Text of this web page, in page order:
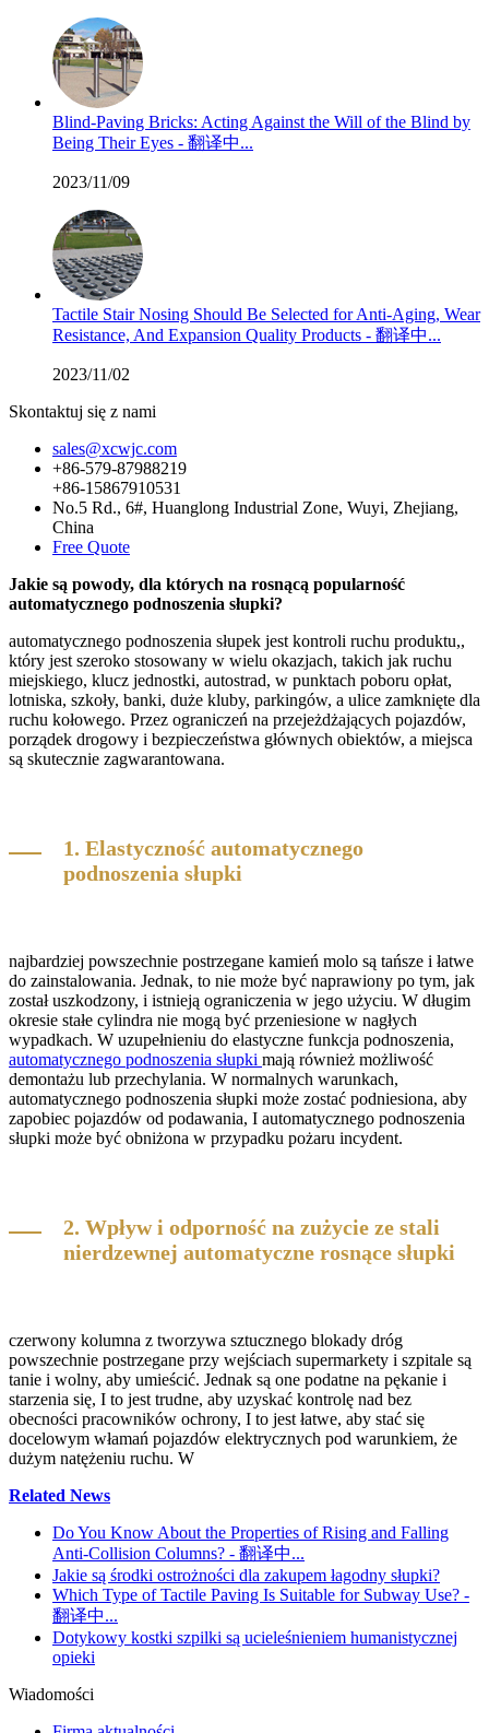
Blind-Paving Bricks: Acting Against the Will of the Blind by
Being Their Eyes - 翻译中...
2023/11/09
Tactile Stair Nosing Should Be Selected for Anti-Aging, Wear
Resistance, And Expansion Quality Products - 翻译中...
2023/11/02
Skontaktuj się z nami
sales@xcwjc.com
+86-579-87988219
+86-15867910531
No.5 Rd., 6#, Huanglong Industrial Zone, Wuyi, Zhejiang,
China
Free Quote
Jakie są powody, dla których na rosnącą popularność
automatycznego podnoszenia słupki?
automatycznego podnoszenia słupek jest kontroli ruchu produktu,,
który jest szeroko stosowany w wielu okazjach, takich jak ruchu
miejskiego, klucz jednostki, autostrad, w punktach poboru opłat,
lotniska, szkoły, banki, duże kluby, parkingów, a ulice zamknięte dla
ruchu kołowego. Przez ograniczeń na przejeżdżających pojazdów,
porządek drogowy i bezpieczeństwa głównych obiektów, a miejsca
są skutecznie zagwarantowana.
1. Elastyczność automatycznego
podnoszenia słupki
najbardziej powszechnie postrzegane kamień molo są tańsze i łatwe
do zainstalowania. Jednak, to nie może być naprawiony po tym, jak
został uszkodzony, i istnieją ograniczenia w jego użyciu. W długim
okresie stałe cylindra nie mogą być przeniesione w nagłych
wypadkach. W uzupełnieniu do elastyczne funkcja podnoszenia,
automatycznego podnoszenia słupki mają również możliwość
demontażu lub przechylania. W normalnych warunkach,
automatycznego podnoszenia słupki może zostać podniesiona, aby
zapobiec pojazdów od podawania, I automatycznego podnoszenia
słupki może być obniżona w przypadku pożaru incydent.
2. Wpływ i odporność na zużycie ze stali
nierdzewnej automatyczne rosnące słupki
czerwony kolumna z tworzywa sztucznego blokady dróg
powszechnie postrzegane przy wejściach supermarkety i szpitale są
tanie i wolny, aby umieścić. Jednak są one podatne na pękanie i
starzenia się, I to jest trudne, aby uzyskać kontrolę nad bez
obecności pracowników ochrony, I to jest łatwe, aby stać się
docelowym włamań pojazdów elektrycznych pod warunkiem, że
dużym natężeniu ruchu. W
Related News
Do You Know About the Properties of Rising and Falling
Anti-Collision Columns? - 翻译中...
Jakie są środki ostrożności dla zakupem łagodny słupki?
Which Type of Tactile Paving Is Suitable for Subway Use? -
翻译中...
Dotykowy kostki szpilki są ucieleśnieniem humanistycznej
opieki
Wiadomości